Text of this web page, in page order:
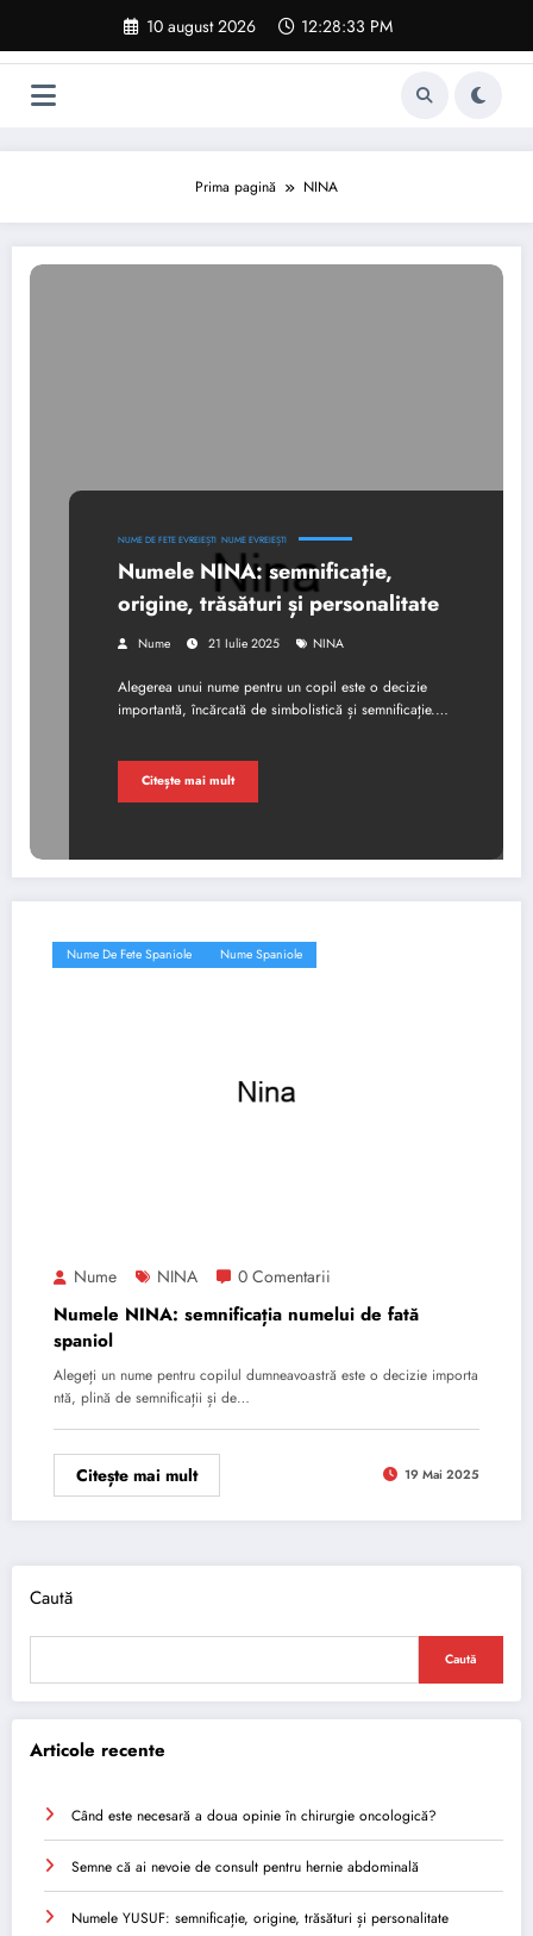
conținut
10 august 2026 12:28:34 PM
Prima pagină NINA
NUME DE FETE EVREIEȘTI NUME EVREIEȘTI
Numele NINA: semnificație,
origine, trăsături și personalitate
Nume 21 Iulie 2025 NINA
Alegerea unui nume pentru un copil este o decizie
importantă, încărcată de simbolistică și semnificație.…
Citește mai mult
Nume De Fete Spaniole Nume Spaniole
Nume NINA 0 Comentarii
Numele NINA: semnificația numelui de fată
spaniol
Alegeți un nume pentru copilul dumneavoastră este o decizie importa
ntă, plină de semnificații și de…
Citește mai mult 19 Mai 2025
Caută
Caută
Articole recente
Când este necesară a doua opinie în chirurgie oncologică?
Semne că ai nevoie de consult pentru hernie abdominală
Numele YUSUF: semnificație, origine, trăsături și personalitate